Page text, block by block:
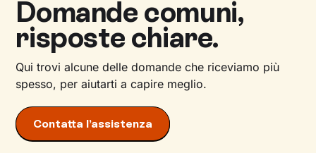
Domande comuni,
risposte chiare.
Qui trovi alcune delle domande che riceviamo più
spesso, per aiutarti a capire meglio.
Contatta l’assistenza